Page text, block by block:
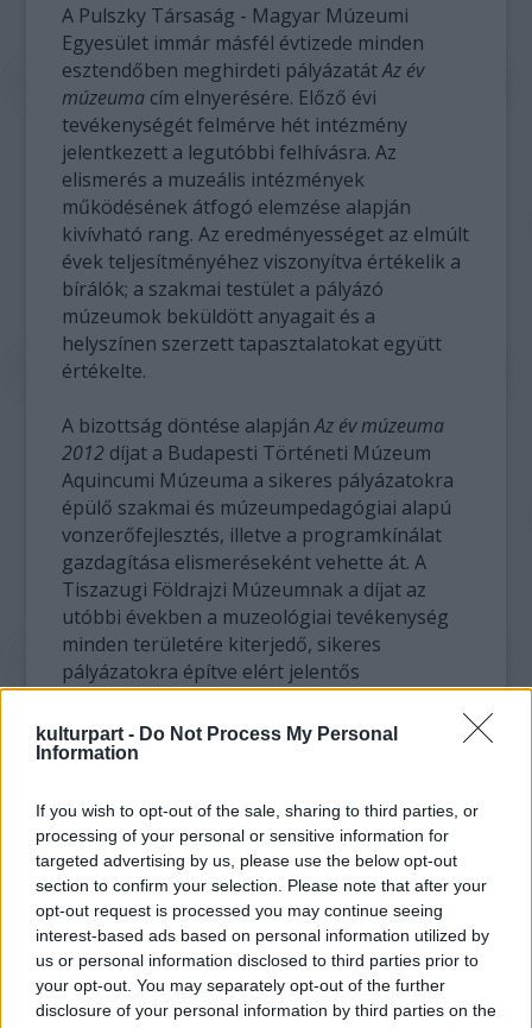
kulturpart - Do Not Process My Personal
Information
If you wish to opt-out of the sale, sharing to third parties, or
processing of your personal or sensitive information for
targeted advertising by us, please use the below opt-out
section to confirm your selection. Please note that after your
opt-out request is processed you may continue seeing
interest-based ads based on personal information utilized by
us or personal information disclosed to third parties prior to
your opt-out. You may separately opt-out of the further
disclosure of your personal information by third parties on the
A Pulszky Társaság - Magyar Múzeumi
Egyesület immár másfél évtizede minden
esztendőben meghirdeti pályázatátAz év
múzeuma cím elnyerésére. Előző évi
tevékenységét felmérve hét intézmény
jelentkezett a legutóbbi felhívásra. Az
elismerés a muzeális intézmények
működésének átfogó elemzése alapján
kivívható rang. Az eredményességet az elmúlt
évek teljesítményéhez viszonyítva értékelik a
bírálók; a szakmai testület a pályázó
múzeumok beküldött anyagait és a
helyszínen szerzett tapasztalatokat együtt
értékelte.
A bizottság döntése alapjánAz év múzeuma
2012 díjat a Budapesti Történeti Múzeum
Aquincumi Múzeuma a sikeres pályázatokra
épülő szakmai és múzeumpedagógiai alapú
vonzerőfejlesztés, illetve a programkínálat
gazdagítása elismeréseként vehette át. A
Tiszazugi Földrajzi Múzeumnak a díjat az
utóbbi években a muzeológiai tevékenység
minden területére kiterjedő, sikeres
pályázatokra építve elért jelentős
fejlesztések elismeréseként ítélték oda.
A Pulszky Társaság - Magyar Múzeumi
Bizottság közös különdíját a szerencsi
Zempléni Múzeum kapta a modern
koncepciójú, korszerű eszközökkel felszerelt
új állandó kiállítás és a gyűjtemény
digitalizálása terén elért eredmények
elismeréseként. A bíráló bizottság elismerő
oklevelét a paksi Atomenergetikai Múzeum, a
budapesti Molnár-C. Pál Műterem-Múzeum, a